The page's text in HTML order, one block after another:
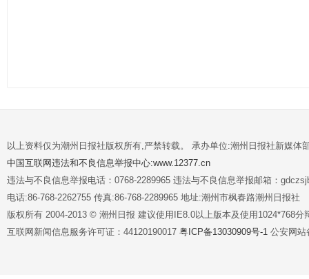
以上资料仅为潮州日报社版权所有,严禁转载。 承办单位:潮州日报社新媒体
中国互联网违法和不良信息举报中心:www.12377.cn
违法与不良信息举报电话：0768-2289965 违法与不良信息举报邮箱：
电话:86-768-2262755 传真:86-768-2289965 地址:潮州市枫春路潮州日报社
版权所有 2004-2013 © 潮州日报 建议使用IE8.0以上版本及使用1024*768分
互联网新闻信息服务许可证：44120190017 粤ICP备13030909号-1 公安网站